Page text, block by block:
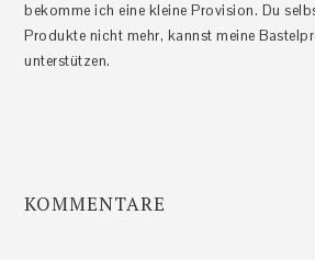
bekomme ich eine kleine Provision. Du
Produkte nicht mehr, kannst meine
unterstützen.
KOMMENTARE